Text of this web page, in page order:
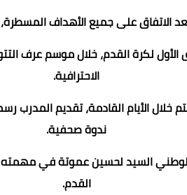
الاتفاق على جميع الأهداف
لكرة القدم، خلال موسم عرف
الاحترافية.
الأيام القادمة، تقديم المدرب
ندوة صحفية.
السيد لحسين عموتة في
القدم.